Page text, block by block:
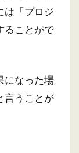
は「プロジ
ることがで
になった場
言うことが